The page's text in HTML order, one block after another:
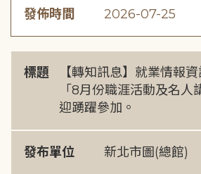
發佈時間 2026-07-25
標題
【轉知訊息】就業情報
「8月份職涯活動及名人
迎踴躍參加。
發布單位 新北市圖(總館)